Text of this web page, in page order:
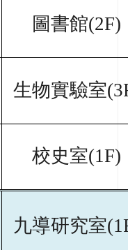
圖書館(2F)
生物實驗室
校史室(1F)
九導研究室